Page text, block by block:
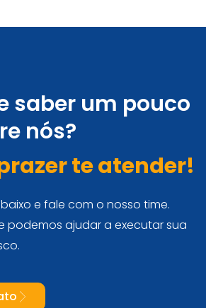
saber um pouco
nós?
te atender!
e fale com o nosso time.
podemos ajudar a executar sua